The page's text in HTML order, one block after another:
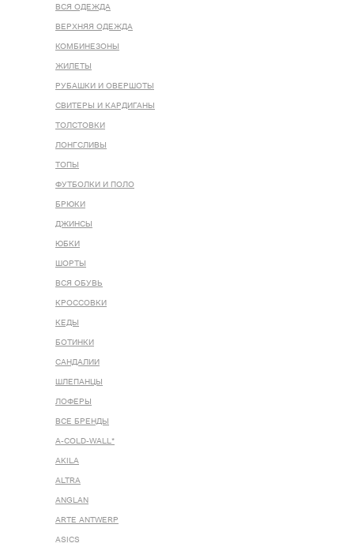
ВСЯ ОДЕЖДА
ВЕРХНЯЯ ОДЕЖДА
КОМБИНЕЗОНЫ
ЖИЛЕТЫ
РУБАШКИ И ОВЕРШОТЫ
СВИТЕРЫ И КАРДИГАНЫ
ТОЛСТОВКИ
ЛОНГСЛИВЫ
ТОПЫ
ФУТБОЛКИ И ПОЛО
БРЮКИ
ДЖИНСЫ
ЮБКИ
ШОРТЫ
ВСЯ ОБУВЬ
КРОССОВКИ
КЕДЫ
БОТИНКИ
САНДАЛИИ
ШЛЕПАНЦЫ
ЛОФЕРЫ
ВСЕ БРЕНДЫ
A-COLD-WALL*
AKILA
ALTRA
ANGLAN
ARTE ANTWERP
ASICS